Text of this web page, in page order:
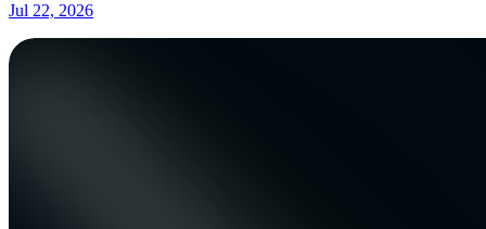
Jul 22, 2026